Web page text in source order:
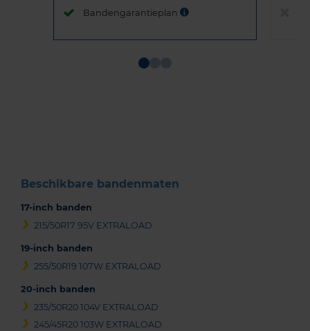
Bandengarantieplan
Beschikbare bandenmaten
17-inch banden
215/50R17 95V EXTRALOAD
19-inch banden
255/50R19 107W EXTRALOAD
20-inch banden
235/50R20 104V EXTRALOAD
245/45R20 103W EXTRALOAD